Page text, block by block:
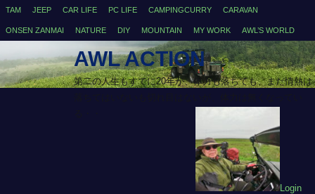
TAM JEEP CAR LIFE PC LIFE CAMPINGCURRY CARAVAN
ONSEN ZANMAI NATURE DIY MOUNTAIN MY WORK AWL’S WORLD
AWL ACTION
第二の人生もすでに20年が、体力も落ちても、まだ情熱は
Login